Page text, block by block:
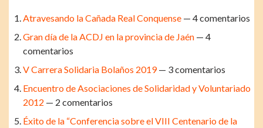
Atravesando la Cañada Real Conquense — 4 comentarios
Gran día de la ACDJ en la provincia de Jaén — 4
comentarios
V Carrera Solidaria Bolaños 2019— 3 comentarios
Encuentro de Asociaciones de Solidaridad y Voluntariado
2012 — 2 comentarios
Éxito de la “Conferencia sobre el VIII Centenario de la